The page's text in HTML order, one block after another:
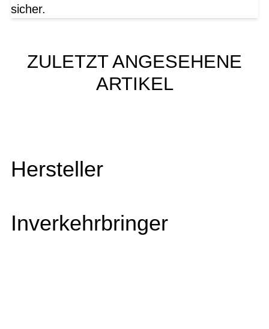
sicher.
ZULETZT ANGESEHENE
ARTIKEL
Hersteller
Inverkehrbringer